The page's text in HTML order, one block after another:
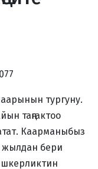
тургуну.
таңгактоо
Каарманыбыз
жылдан бери